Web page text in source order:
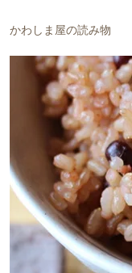
かわしま屋の読み物